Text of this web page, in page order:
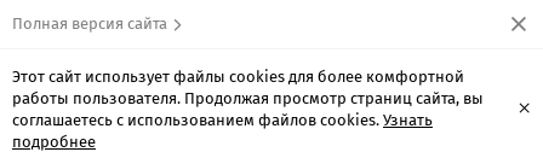
Полная версия сайта
Этот сайт использует файлы cookies для более комфортной
работы пользователя. Продолжая просмотр страниц сайта, вы
соглашаетесь с использованием файлов cookies. Узнать
подробнее
×